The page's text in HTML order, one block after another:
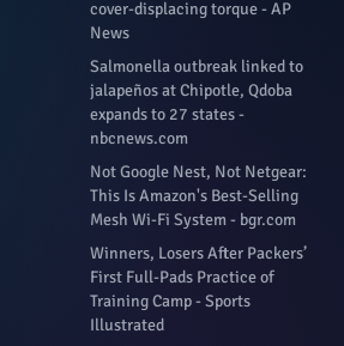
cover-displacing torque - AP
News
Salmonella outbreak linked to
jalapeños at Chipotle, Qdoba
expands to 27 states -
nbcnews.com
Not Google Nest, Not Netgear:
This Is Amazon's Best-Selling
Mesh Wi-Fi System - bgr.com
Winners, Losers After Packers’
First Full-Pads Practice of
Training Camp - Sports
Illustrated